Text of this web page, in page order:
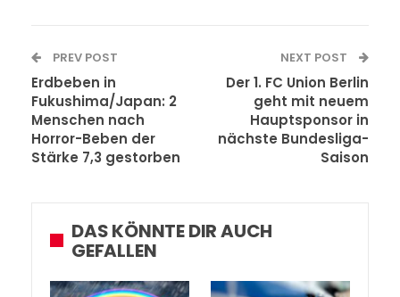
PREV POST
Erdbeben in
Fukushima/Japan: 2
Menschen nach
Horror-Beben der
Stärke 7,3 gestorben
NEXT POST
Der 1. FC Union Berlin
geht mit neuem
Hauptsponsor in
nächste Bundesliga-
Saison
DAS KÖNNTE DIR AUCH
GEFALLEN